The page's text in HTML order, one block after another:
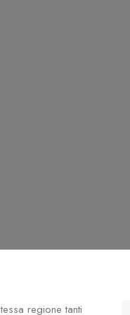
regione tanti